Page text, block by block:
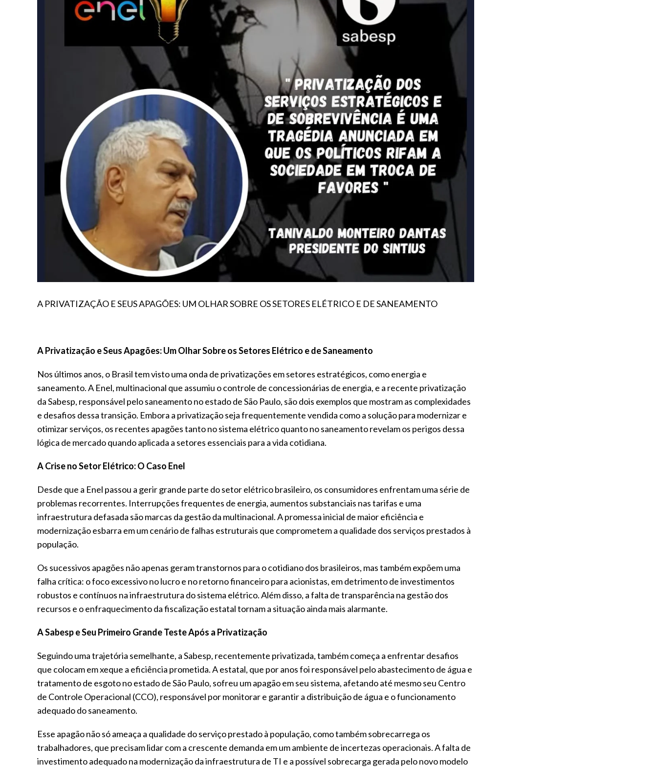
A PRIVATIZAÇÃO E SEUS APAGÕES: UM OLHAR SOBRE OS SETORES ELÉTRICO E DE SANEAMENTO
A Privatização e Seus Apagões: Um Olhar Sobre os Setores Elétrico e de Saneamento
Nos últimos anos, o Brasil tem visto uma onda de privatizações em setores estratégicos, como energia e
saneamento. A Enel, multinacional que assumiu o controle de concessionárias de energia, e a recente privatização
da Sabesp, responsável pelo saneamento no estado de São Paulo, são dois exemplos que mostram as complexidades
e desafios dessa transição. Embora a privatização seja frequentemente vendida como a solução para modernizar e
otimizar serviços, os recentes apagões tanto no sistema elétrico quanto no saneamento revelam os perigos dessa
lógica de mercado quando aplicada a setores essenciais para a vida cotidiana.
A Crise no Setor Elétrico: O Caso Enel
Desde que a Enel passou a gerir grande parte do setor elétrico brasileiro, os consumidores enfrentam uma série de
problemas recorrentes. Interrupções frequentes de energia, aumentos substanciais nas tarifas e uma
infraestrutura defasada são marcas da gestão da multinacional. A promessa inicial de maior eficiência e
modernização esbarra em um cenário de falhas estruturais que comprometem a qualidade dos serviços prestados à
população.
Os sucessivos apagões não apenas geram transtornos para o cotidiano dos brasileiros, mas também expõem uma
falha crítica: o foco excessivo no lucro e no retorno financeiro para acionistas, em detrimento de investimentos
robustos e contínuos na infraestrutura do sistema elétrico. Além disso, a falta de transparência na gestão dos
recursos e o enfraquecimento da fiscalização estatal tornam a situação ainda mais alarmante.
A Sabesp e Seu Primeiro Grande Teste Após a Privatização
Seguindo uma trajetória semelhante, a Sabesp, recentemente privatizada, também começa a enfrentar desafios
que colocam em xeque a eficiência prometida. A estatal, que por anos foi responsável pelo abastecimento de água e
tratamento de esgoto no estado de São Paulo, sofreu um apagão em seu sistema, afetando até mesmo seu Centro
de Controle Operacional (CCO), responsável por monitorar e garantir a distribuição de água e o funcionamento
adequado do saneamento.
Esse apagão não só ameaça a qualidade do serviço prestado à população, como também sobrecarrega os
trabalhadores, que precisam lidar com a crescente demanda em um ambiente de incertezas operacionais. A falta de
investimento adequado na modernização da infraestrutura de TI e a possível sobrecarga gerada pelo novo modelo